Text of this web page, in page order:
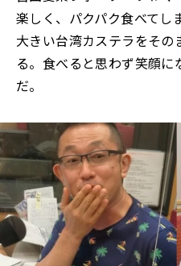
楽しく、パクパク食べてし
大きい台湾カステラをそ
る。食べると思わず笑顔に
だ。